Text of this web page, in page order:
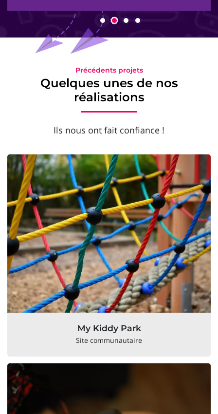
Précédents projets
Quelques unes de nos
réalisations
Ils nous ont fait confiance !
My Kiddy Park
Site communautaire